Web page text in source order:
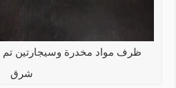
ظرف مواد مخدرة وسيجارتين
شرق